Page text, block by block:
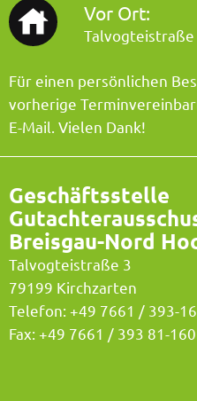
Vor Ort:
Talvogteistraße
Für einen persönlichen
vorherige
E-Mail. Vielen Dank!
Geschäftsstelle
Breisgau-Nord
Talvogteistraße 3
79199 Kirchzarten
Telefon: +49 7661 / 393-
Fax: +49 7661 / 393 81-160